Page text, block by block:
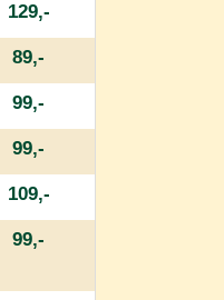
129,-
89,-
99,-
99,-
109,-
99,-